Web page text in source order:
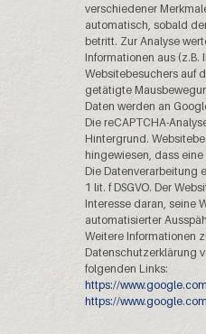
verschiedener
automatisch, sobald
betritt. Zur Analyse
Informationen aus (z.B.
Websitebesuchers auf
getätigte
Daten werden an
Die reCAPTCHA-
Hintergrund.
hingewiesen, dass
Die Datenverarbeitung
1 lit. f DSGVO. Der
Interesse daran, seine
automatisierter
Weitere Informationen
Datenschutzerklärung
folgenden Links:
https://
https://